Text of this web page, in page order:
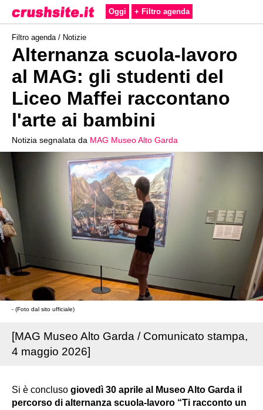
Oggi + Filtro agenda
Filtro agenda / Notizie
Alternanza scuola-lavoro
al MAG: gli studenti del
Liceo Maffei raccontano
l'arte ai bambini
Notizia segnalata da MAG Museo Alto Garda
- (Foto dal sito ufficiale)
[MAG Museo Alto Garda / Comunicato stampa,
4 maggio 2026]
Si è concluso giovedì 30 aprile al Museo Alto Garda il
percorso di alternanza scuola-lavoro “Ti racconto un